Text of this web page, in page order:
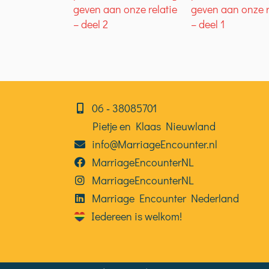
geven aan onze relatie
– deel 2
geven aan onze
– deel 1
06⁠⁠ ‑ 38085701
Pietje en Klaas Nieuwland
info@MarriageEncounter.nl
MarriageEncounterNL
MarriageEncounterNL
Marriage Encounter Nederland
Iedereen is welkom!